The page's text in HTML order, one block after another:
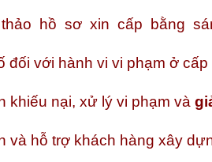
hồ sơ xin cấp bằng
đối với hành vi vi phạm ở
khiếu nại, xử lý vi phạm và
và hỗ trợ khách hàng xây